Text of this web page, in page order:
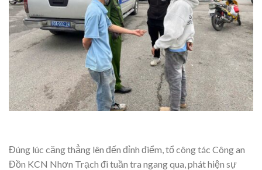
Đúng lúc căng thẳng lên đến đỉnh điểm, tổ công tác Công an
Đồn KCN Nhơn Trạch đi tuần tra ngang qua, phát hiện sự